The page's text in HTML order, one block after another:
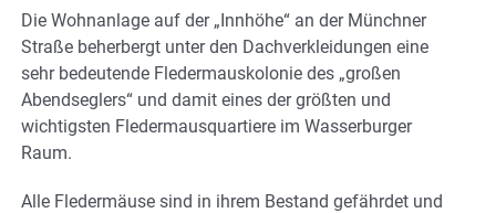
Die Wohnanlage auf der „Innhöhe“ an der Münchner
Straße beherbergt unter den Dachverkleidungen eine
sehr bedeutende Fledermauskolonie des „großen
Abendseglers“ und damit eines der größten und
wichtigsten Fledermausquartiere im Wasserburger
Raum.
Alle Fledermäuse sind in ihrem Bestand gefährdet und